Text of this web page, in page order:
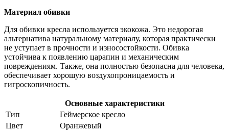
Материал обивки
Для обивки кресла используется экокожа. Это недорогая
альтернатива натуральному материалу, которая практически
не уступает в прочности и износостойкости. Обивка
устойчива к появлению царапин и механическим
повреждениям. Также, она полностью безопасна для человека,
обеспечивает хорошую воздухопроницаемость и
гигроскопичность.
Основные характеристики
Тип
Геймерское кресло
Цвет
Оранжевый